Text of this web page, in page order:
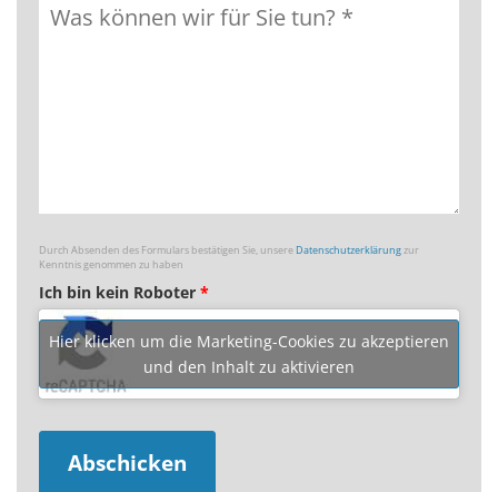
Durch Absenden des Formulars bestätigen Sie, unsereDatenschutzerklärungzur
Kenntnis genommen zu haben
Ich bin kein Roboter *
Hier klicken um die Marketing-Cookies zu akzeptieren
und den Inhalt zu aktivieren